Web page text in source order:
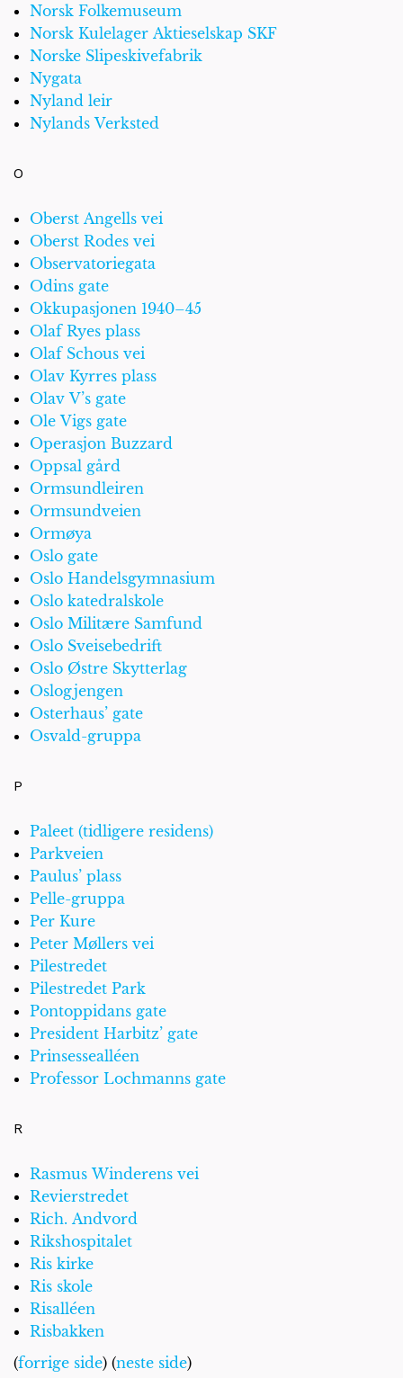
Norsk Folkemuseum
Norsk Kulelager Aktieselskap SKF
Norske Slipeskivefabrik
Nygata
Nyland leir
Nylands Verksted
O
Oberst Angells vei
Oberst Rodes vei
Observatoriegata
Odins gate
Okkupasjonen 1940–45
Olaf Ryes plass
Olaf Schous vei
Olav Kyrres plass
Olav V’s gate
Ole Vigs gate
Operasjon Buzzard
Oppsal gård
Ormsundleiren
Ormsundveien
Ormøya
Oslo gate
Oslo Handelsgymnasium
Oslo katedralskole
Oslo Militære Samfund
Oslo Sveisebedrift
Oslo Østre Skytterlag
Oslogjengen
Osterhaus’ gate
Osvald-gruppa
P
Paleet (tidligere residens)
Parkveien
Paulus’ plass
Pelle-gruppa
Per Kure
Peter Møllers vei
Pilestredet
Pilestredet Park
Pontoppidans gate
President Harbitz’ gate
Prinsessealléen
Professor Lochmanns gate
R
Rasmus Winderens vei
Revierstredet
Rich. Andvord
Rikshospitalet
Ris kirke
Ris skole
Risalléen
Risbakken
(forrige side) (neste side)